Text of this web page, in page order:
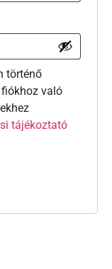
történő
való
tájékoztató